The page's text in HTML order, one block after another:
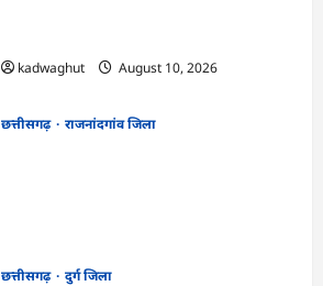
kadwaghut
August 10, 2026
छत्तीसगढ़
राजनांदगांव जिला
छत्तीसगढ़
दुर्ग जिला